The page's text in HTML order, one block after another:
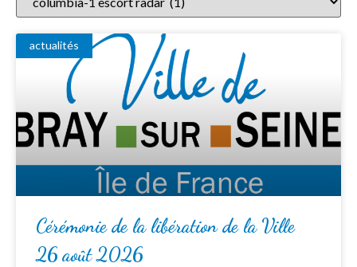
actualités
Cérémonie de la libération de la Ville
26 août 2026